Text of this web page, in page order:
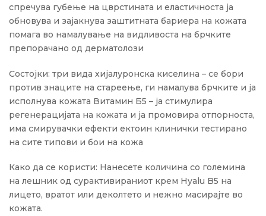
спречува губење на цврстината и еластичноста ја
обновува и зајакнува заштитната бариера на кожата
помага во намалување на видливоста на брчките
препорачано од дерматолози
Состојки: три вида хијалуронска киселина – се бори
против знаците на стареење, ги намалува брчките и ја
исполнува кожата Витамин Б5 – ја стимулира
регенерацијата на кожата и ја промовира отпорноста,
има смирувачки ефекти ектоин клинички тестирано
на сите типови и бои на кожа
Како да се користи: Нанесете количина со големина
на лешник од сурактивираниот крем Hyalu B5 на
лицето, вратот или деколтето и нежно масирајте во
кожата.